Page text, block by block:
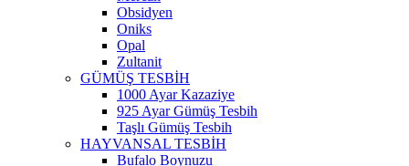
Obsidyen
Oniks
Opal
Zultanit
GÜMÜŞ TESBİH
1000 Ayar Kazaziye
925 Ayar Gümüş Tesbih
Taşlı Gümüş Tesbih
HAYVANSAL TESBİH
Bufalo Boynuzu